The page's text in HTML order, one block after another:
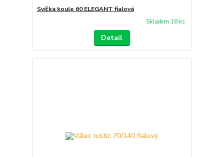
Svíčka koule 60 ELEGANT fialová
Skladem 18 ks
Detail